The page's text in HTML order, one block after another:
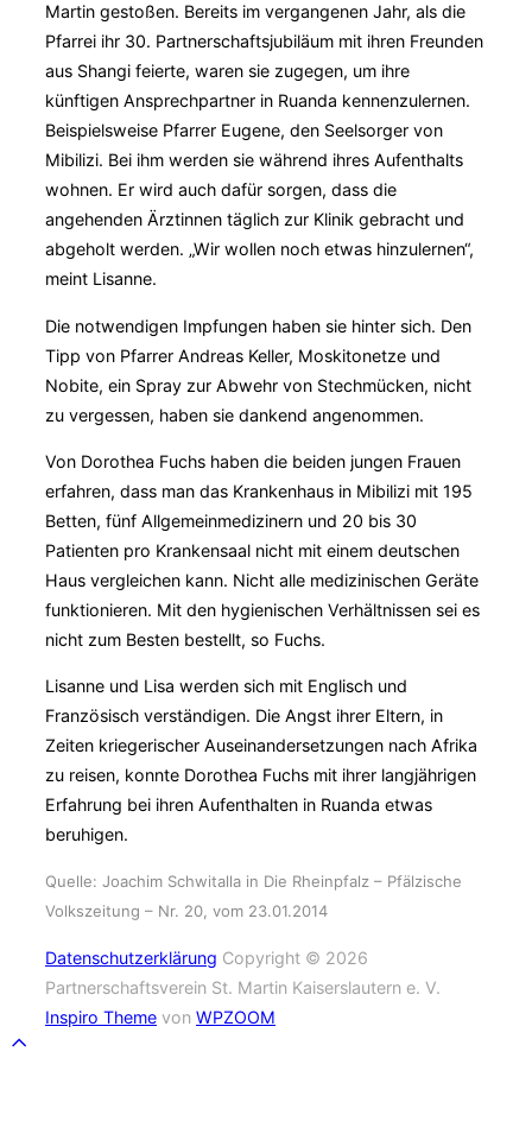
Martin gestoßen. Bereits im vergangenen Jahr, als die
Pfarrei ihr 30. Partnerschaftsjubiläum mit ihren Freunden
aus Shangi feierte, waren sie zugegen, um ihre
künftigen Ansprechpartner in Ruanda kennenzulernen.
Beispielsweise Pfarrer Eugene, den Seelsorger von
Mibilizi. Bei ihm werden sie während ihres Aufenthalts
wohnen. Er wird auch dafür sorgen, dass die
angehenden Ärztinnen täglich zur Klinik gebracht und
abgeholt werden. „Wir wollen noch etwas hinzulernen“,
meint Lisanne.
Die notwendigen Impfungen haben sie hinter sich. Den
Tipp von Pfarrer Andreas Keller, Moskitonetze und
Nobite, ein Spray zur Abwehr von Stechmücken, nicht
zu vergessen, haben sie dankend angenommen.
Von Dorothea Fuchs haben die beiden jungen Frauen
erfahren, dass man das Krankenhaus in Mibilizi mit 195
Betten, fünf Allgemeinmedizinern und 20 bis 30
Patienten pro Krankensaal nicht mit einem deutschen
Haus vergleichen kann. Nicht alle medizinischen Geräte
funktionieren. Mit den hygienischen Verhältnissen sei es
nicht zum Besten bestellt, so Fuchs.
Lisanne und Lisa werden sich mit Englisch und
Französisch verständigen. Die Angst ihrer Eltern, in
Zeiten kriegerischer Auseinandersetzungen nach Afrika
zu reisen, konnte Dorothea Fuchs mit ihrer langjährigen
Erfahrung bei ihren Aufenthalten in Ruanda etwas
beruhigen.
Quelle: Joachim Schwitalla in Die Rheinpfalz – Pfälzische
Volkszeitung – Nr. 20, vom 23.01.2014
Datenschutzerklärung Copyright © 2026
Partnerschaftsverein St. Martin Kaiserslautern e. V.
Inspiro Theme von WPZOOM